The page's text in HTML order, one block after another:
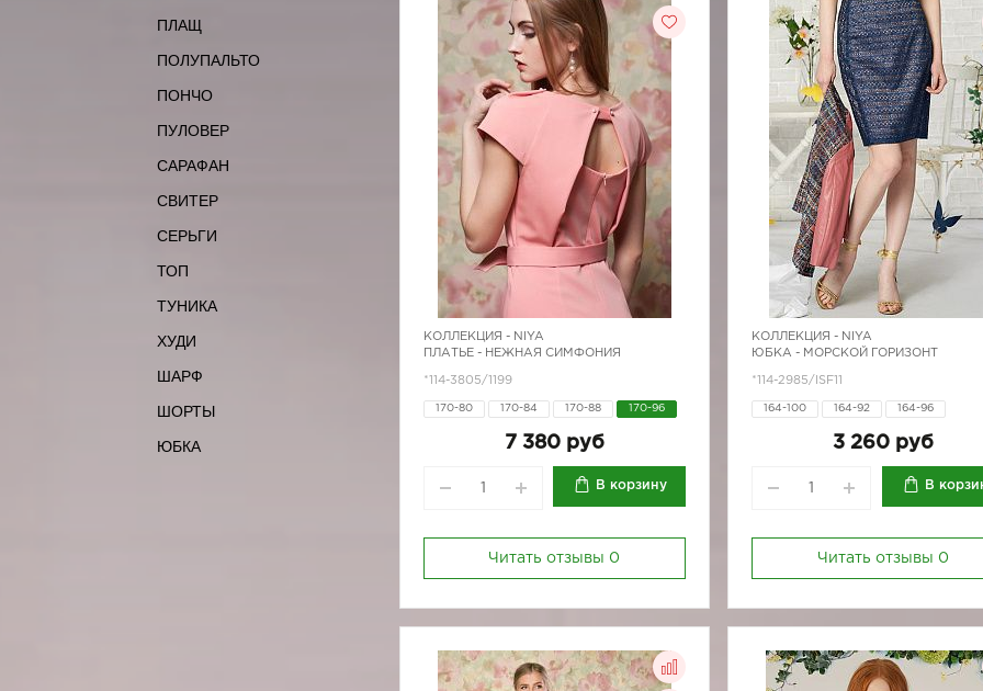
ПЛАЩ
ПОЛУПАЛЬТО
ПОНЧО
ПУЛОВЕР
САРАФАН
СВИТЕР
СЕРЬГИ
ТОП
ТУНИКА
ХУДИ
ШАРФ
ШОРТЫ
ЮБКА
КОЛЛЕКЦИЯ - NIYA
ПЛАТЬЕ - НЕЖНАЯ СИМФОНИЯ
*114-3805/1199
170-80 170-84 170-88 170-96
7 380 руб
В корзину
Читать отзывы 0
КОЛЛЕКЦИЯ - NIYA
ЮБКА - МОРСКОЙ ГОРИЗОНТ
*114-2985/ISF11
164-100 164-92 164-96
170-96
3 260 руб
В
Читать отзывы 0